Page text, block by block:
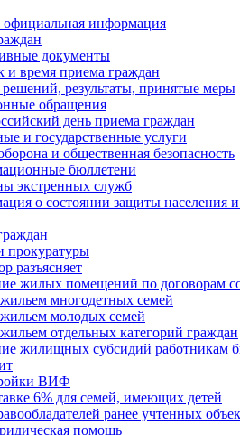
официальная информация
документы
и время приема граждан
результаты, принятые меры
обращения
день приема граждан
и государственные услуги
и общественная безопасность
бюллетени
экстренных служб
о состоянии защиты населения
прокуратуры
разъясняет
жилых помещений по договорам
многодетных семей
молодых семей
отдельных категорий граждан
жилищных субсидий работникам
ВИФ
6% для семей, имеющих детей
ранее учтенных
помощь